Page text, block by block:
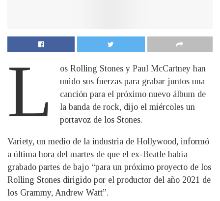
L
os Rolling Stones y Paul McCartney han
unido sus fuerzas para grabar juntos una
canción para el próximo nuevo álbum de
la banda de rock, dijo el miércoles un
portavoz de los Stones.
Variety, un medio de la industria de Hollywood, informó
a última hora del martes de que el ex-Beatle había
grabado partes de bajo “para un próximo proyecto de los
Rolling Stones dirigido por el productor del año 2021 de
los Grammy, Andrew Watt”.